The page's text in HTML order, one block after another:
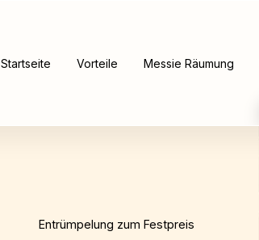
Startseite Vorteile Messie Räumung
Entrümpelung zum Festpreis